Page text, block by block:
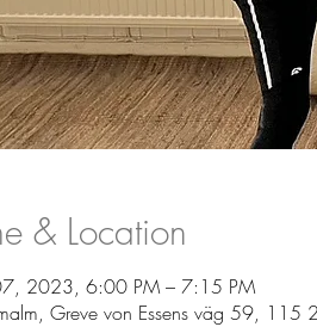
& Location
2023, 6:00 PM – 7:15 PM
Greve von Essens väg 59, 115